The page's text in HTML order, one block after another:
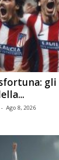
- Ago 8, 2026